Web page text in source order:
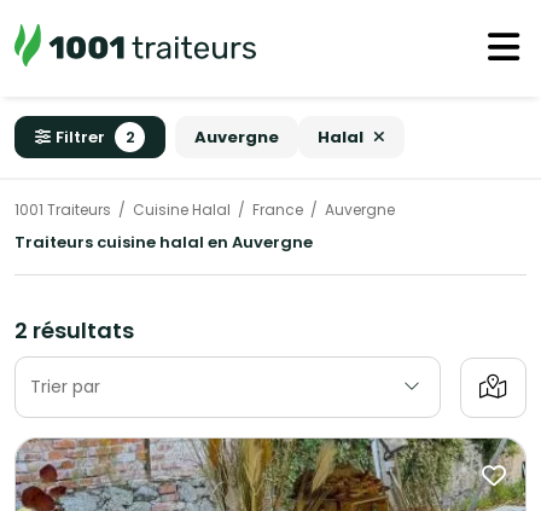
Filtrer 2 Auvergne Halal
1001 Traiteurs Cuisine Halal France Auvergne
Traiteurs cuisine halal en Auvergne
2 résultats
Trier par